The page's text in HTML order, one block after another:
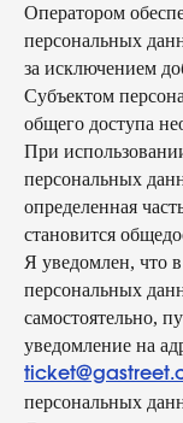
Оператором
персональных
за исключением
Субъектом
общего доступа
При
персональных
определенная
становится
Я уведомлен, что
персональных
самостоятельно,
уведомление на
персональных
354053, россия, краснодарский
инн 2320238493, огрн
услуги оказывает общество с
ответственностью «сирокко»